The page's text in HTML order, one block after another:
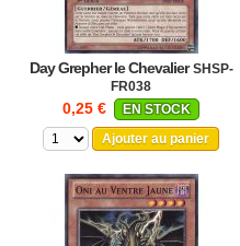
Day Grepher le Chevalier SHSP-
FR038
0,25 €
EN STOCK
Ajouter au panier